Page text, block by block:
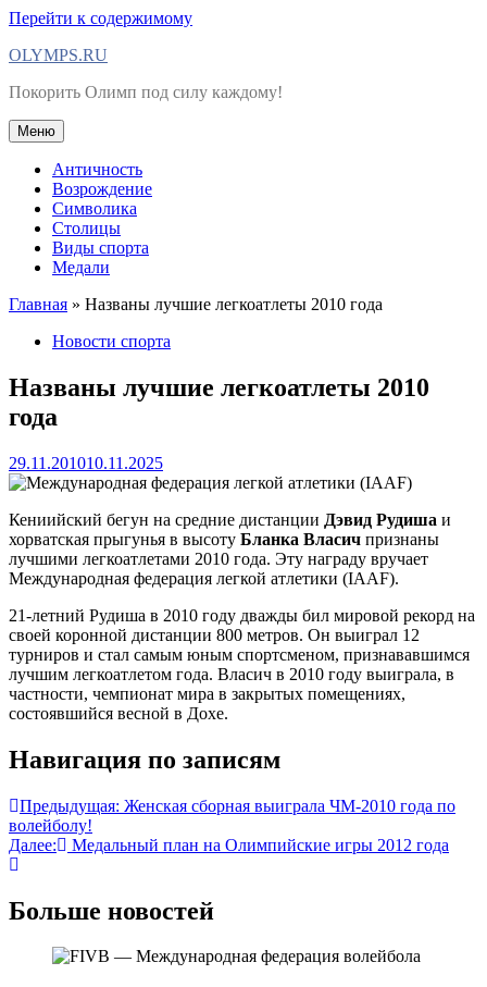
Перейти к содержимому
OLYMPS.RU
Покорить Олимп под силу каждому!
Меню
Античность
Возрождение
Символика
Столицы
Виды спорта
Медали
Главная » Названы лучшие легкоатлеты 2010 года
Новости спорта
Названы лучшие легкоатлеты 2010
года
29.11.201010.11.2025
Кениийский бегун на средние дистанции Дэвид Рудиша и
хорватская прыгунья в высоту Бланка Власич признаны
лучшими легкоатлетами 2010 года. Эту награду вручает
Международная федерация легкой атлетики (IAAF).
21-летний Рудиша в 2010 году дважды бил мировой рекорд на
своей коронной дистанции 800 метров. Он выиграл 12
турниров и стал самым юным спортсменом, признававшимся
лучшим легкоатлетом года. Власич в 2010 году выиграла, в
частности, чемпионат мира в закрытых помещениях,
состоявшийся весной в Дохе.
Навигация по записям
Предыдущая: Женская cборная выиграла ЧМ-2010 года по
волейболу!
Далее:
Медальный план на Олимпийские игры 2012 года
Больше новостей